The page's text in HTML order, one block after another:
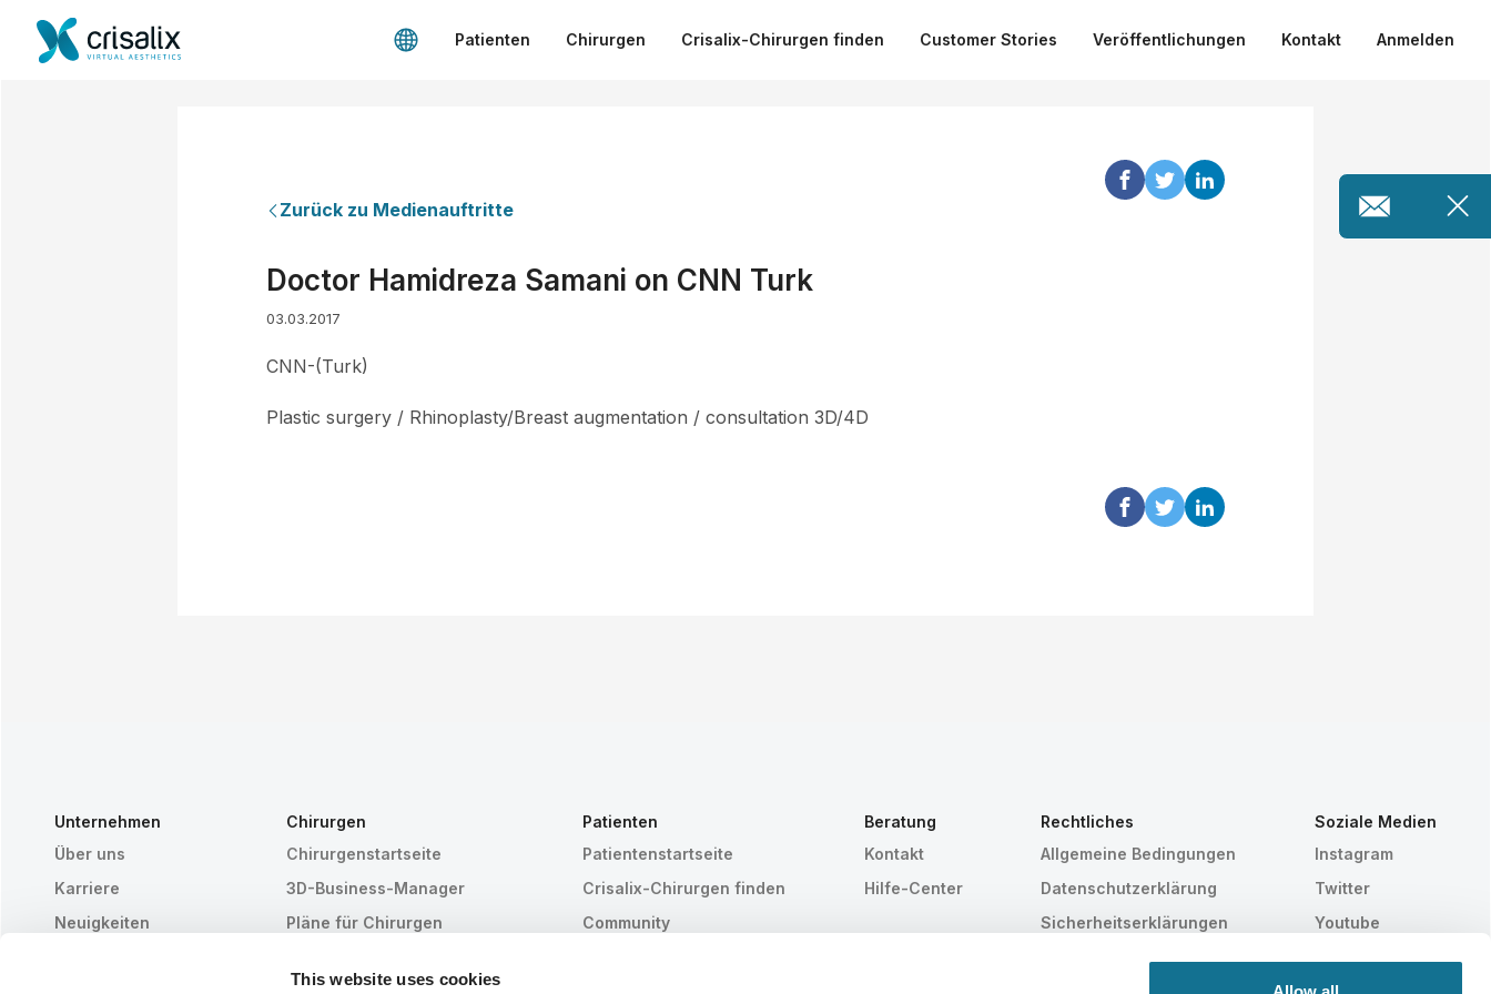
This website uses cookies
Patienten Chirurgen Crisalix-Chirurgen finden Customer Stories Veröffentlichungen Kontakt Anmelden
Zurück zu Medienauftritte
Doctor Hamidreza Samani on CNN Turk
03.03.2017
CNN-(Turk)
Plastic surgery / Rhinoplasty/Breast augmentation / consultation 3D/4D
Unternehmen
Über uns
Karriere
Neuigkeiten
Chirurgen
Chirurgenstartseite
3D-Business-Manager
Pläne für Chirurgen
Patienten
Patientenstartseite
Crisalix-Chirurgen finden
Community
Beratung
Kontakt
Hilfe-Center
Rechtliches
Allgemeine Bedingungen
Datenschutzerklärung
Sicherheitserklärungen
Soziale Medien
Instagram
Twitter
Youtube